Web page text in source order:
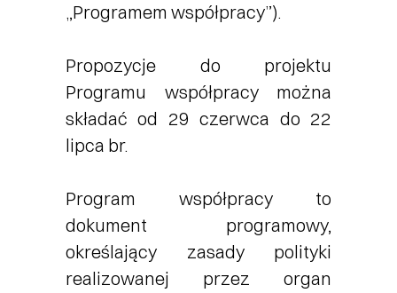
„Programem współpracy”).
Propozycje do projektu
Programu współpracy można
składać od 29 czerwca do 22
lipca br.
Program współpracy to
dokument programowy,
określający zasady polityki
realizowanej przez organ